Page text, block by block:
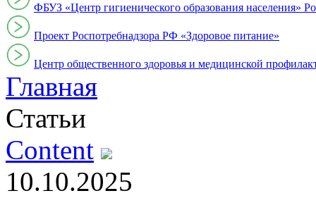
ФБУЗ «Центр гигиенического образования населения»
Проект Роспотребнадзора РФ «Здоровое питание»
Центр общественного здоровья и медицинской
Главная
Статьи
Content
10.10.2025